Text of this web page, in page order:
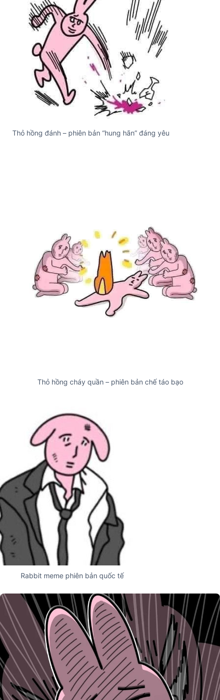
Thỏ hồng đánh – phiên bản “hung hãn” đáng yêu
Thỏ hồng cháy quần – phiên bản chế táo bạo
Rabbit meme phiên bản quốc tế